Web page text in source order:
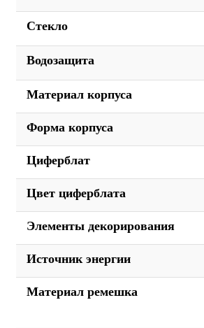
Стекло
Водозащита
Материал корпуса
Форма корпуса
Циферблат
Цвет циферблата
Элементы декорирования
Источник энергии
Материал ремешка